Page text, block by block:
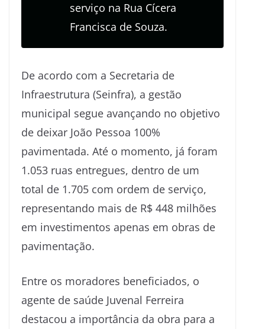
serviço na Rua Cícera
Francisca de Souza.
De acordo com a Secretaria de
Infraestrutura (Seinfra), a gestão
municipal segue avançando no objetivo
de deixar João Pessoa 100%
pavimentada. Até o momento, já foram
1.053 ruas entregues, dentro de um
total de 1.705 com ordem de serviço,
representando mais de R$ 448 milhões
em investimentos apenas em obras de
pavimentação.
Entre os moradores beneficiados, o
agente de saúde Juvenal Ferreira
destacou a importância da obra para a